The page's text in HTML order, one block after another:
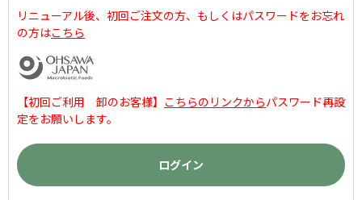
リニューアル後、初回ご注文の方、もしくはパスワードをお忘れ
の方はこちら
【初回ご利用 卸のお客様】 こちらのリンクからパスワード再設
定をお願いします。